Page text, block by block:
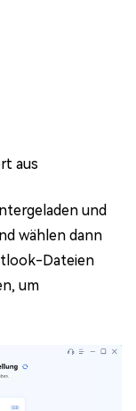
aus
und
wählen dann
Dateien
um